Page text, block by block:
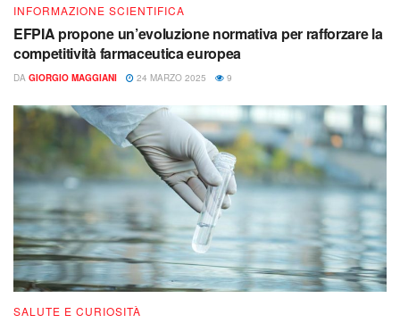
INFORMAZIONE SCIENTIFICA
EFPIA propone un’evoluzione normativa per rafforzare la
competitività farmaceutica europea
DA GIORGIO MAGGIANI 24 MARZO 2025 9
SALUTE E CURIOSITÀ